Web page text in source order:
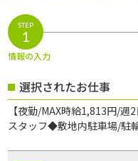
STEP
1
情報の入力
選択されたお仕事
【夜勤/MAX時給1,813円/
スタッフ◆敷地内駐車場/駐